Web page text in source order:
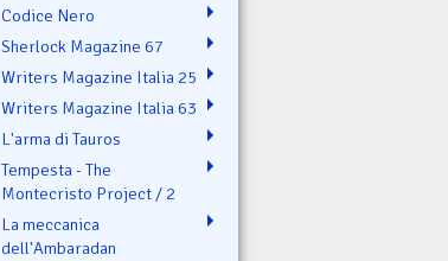
Codice Nero
Sherlock Magazine 67
Writers Magazine Italia 25
Writers Magazine Italia 63
L'arma di Tauros
Tempesta - The
Montecristo Project / 2
La meccanica
dell'Ambaradan